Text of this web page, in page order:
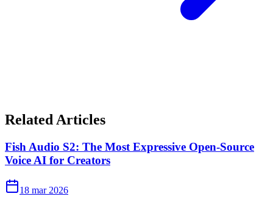
Related Articles
Fish Audio S2: The Most Expressive Open-Source
Voice AI for Creators
18 mar 2026